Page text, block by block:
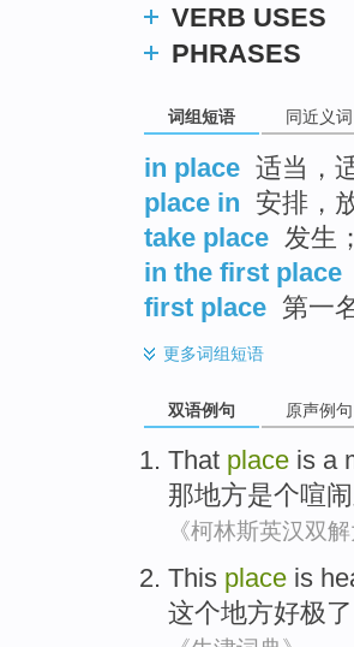
VERB USES
PHRASES
词组短语 同近义词
in place 适当，
place in 安排，
take place 发生
in the first place
first place 第一
更多词组短语
双语例句 原声例句
That place is a
那地方是个喧闹
《柯林斯英汉双解
This place is
这个地方好极了